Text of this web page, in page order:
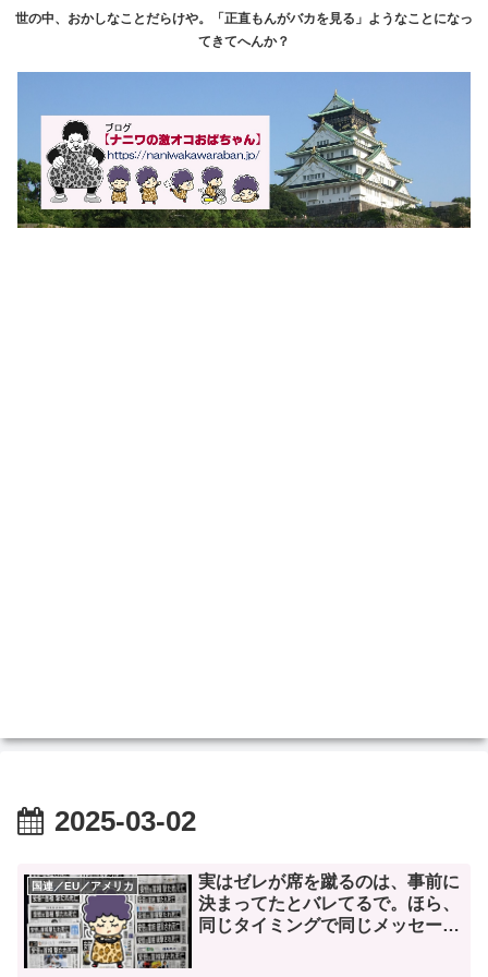
世の中、おかしなことだらけや。「正直もんがバカを見る」ようなことになっ
てきてへんか？
2025-03-02
国連／EU／アメリカ
実はゼレが席を蹴るのは、事前に
決まってたとバレてるで。ほら、
同じタイミングで同じメッセー